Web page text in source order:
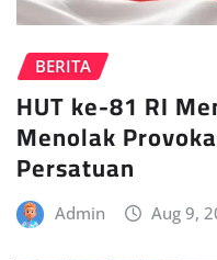
BERITA
HUT ke-81 RI
Menolak
Persatuan
Admin Aug 9,